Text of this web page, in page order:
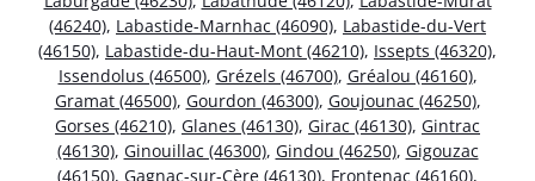
(46240), Labastide-Marnhac (46090), Labastide-du-Vert
(46150), Labastide-du-Haut-Mont (46210), Issepts (46320),
Issendolus (46500), Grézels (46700), Gréalou (46160),
Gramat (46500), Gourdon (46300), Goujounac (46250),
Gorses (46210), Glanes (46130), Girac (46130), Gintrac
(46130), Ginouillac (46300), Gindou (46250), Gigouzac
(46150), Gagnac-sur-Cère (46130), Frontenac (46160),